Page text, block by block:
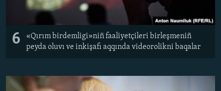
6
«Qırım birdemligi»niñ faaliyetçileri birleşmeniñ
peyda oluvı ve inkişafı aqqında videorolikni baqalar